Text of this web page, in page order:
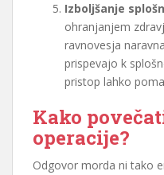
Izboljšanje
ohranjanjem
ravnovesja
prispevajo k
pristop lahko
Kako
operacije?
Odgovor morda ni tako